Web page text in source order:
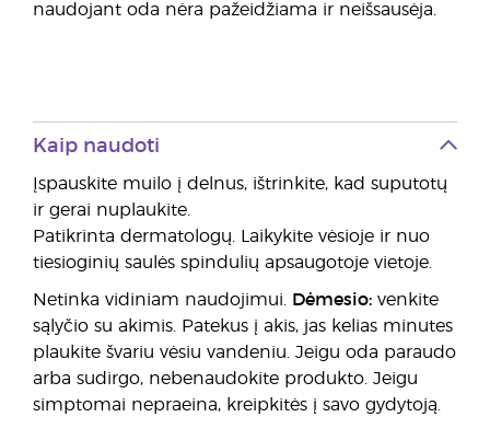
naudojant oda nėra pažeidžiama ir neišsausėja.
Kaip naudoti
Įspauskite muilo į delnus, ištrinkite, kad suputotų
ir gerai nuplaukite.
Patikrinta dermatologų. Laikykite vėsioje ir nuo
tiesioginių saulės spindulių apsaugotoje vietoje.
Netinka vidiniam naudojimui. Dėmesio: venkite
sąlyčio su akimis. Patekus į akis, jas kelias minutes
plaukite švariu vėsiu vandeniu. Jeigu oda paraudo
arba sudirgo, nebenaudokite produkto. Jeigu
simptomai nepraeina, kreipkitės į savo gydytoją.